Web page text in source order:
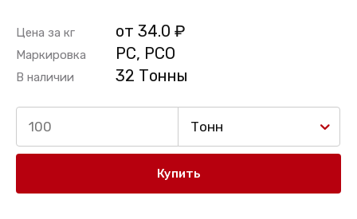
Цена за кг от 34.0 ₽
Маркировка PC, PCO
В наличии 32 Тонны
Тонн
Купить